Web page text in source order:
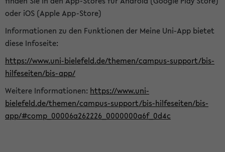
oder iOS (Apple App-Store)
Informationen zu den Funktionen der Meine Uni-App bietet
diese Infoseite:
https://www.uni-bielefeld.de/themen/campus-support/bis-
hilfeseiten/bis-app/
Weitere Informationen: https://www.uni-
bielefeld.de/themen/campus-support/bis-hilfeseiten/bis-
app/#comp_00006a262226_0000000a6f_0d4c